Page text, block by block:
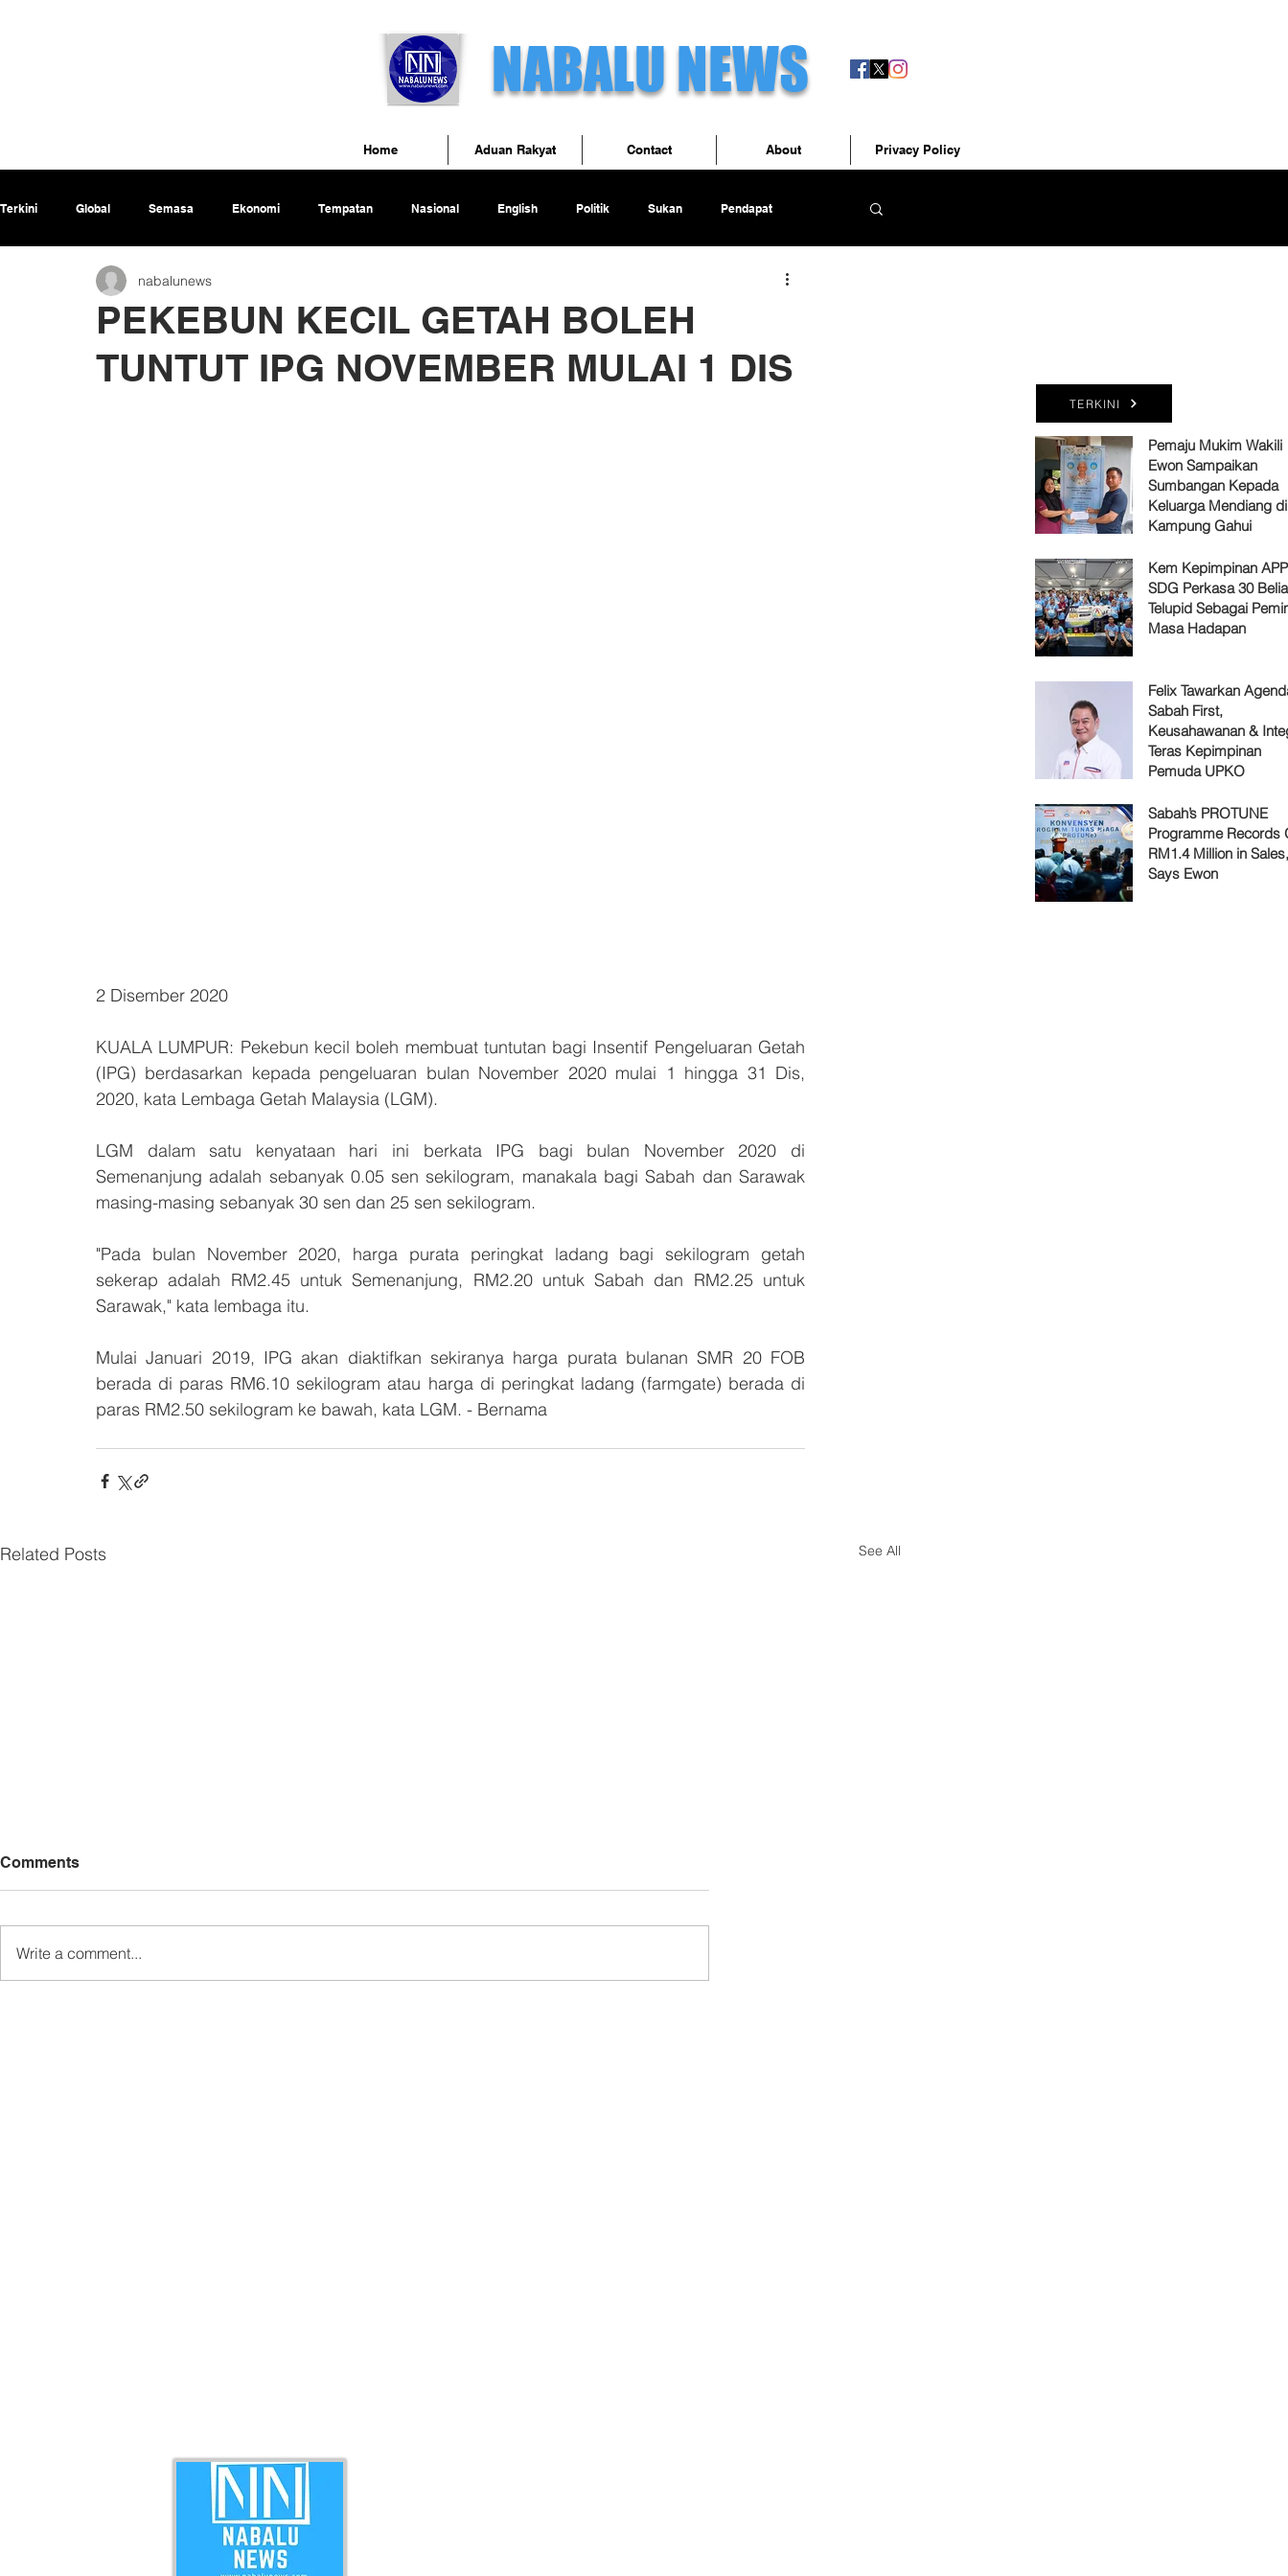
NABALU NEWS
Terkini Global Semasa Ekonomi Tempatan Nasional English Politik Sukan Pendapat
PEKEBUN KECIL GETAH BOLEH
TUNTUT IPG NOVEMBER MULAI 1 DIS
nabalunews
2 Disember 2020
KUALA LUMPUR: Pekebun kecil boleh membuat tuntutan bagi Insentif Pengeluaran Getah
(IPG) berdasarkan kepada pengeluaran bulan November 2020 mulai 1 hingga 31 Dis,
2020, kata Lembaga Getah Malaysia (LGM).
LGM dalam satu kenyataan hari ini berkata IPG bagi bulan November 2020 di
Semenanjung adalah sebanyak 0.05 sen sekilogram, manakala bagi Sabah dan Sarawak
masing-masing sebanyak 30 sen dan 25 sen sekilogram.
"Pada bulan November 2020, harga purata peringkat ladang bagi sekilogram getah
sekerap adalah RM2.45 untuk Semenanjung, RM2.20 untuk Sabah dan RM2.25 untuk
Sarawak," kata lembaga itu.
Mulai Januari 2019, IPG akan diaktifkan sekiranya harga purata bulanan SMR 20 FOB
berada di paras RM6.10 sekilogram atau harga di peringkat ladang (farmgate) berada di
paras RM2.50 sekilogram ke bawah, kata LGM. - Bernama
Related Posts See All
Comments
Write a comment...
TERKINI
Pemaju Mukim Wakili
Ewon Sampaikan
Sumbangan Kepada
Keluarga Mendiang di
Kampung Gahui
Kem Kepimpinan
SDG Perkasa 30 Belia
Telupid Sebagai
Masa Hadapan
Felix Tawarkan Agenda
Sabah First,
Keusahawanan &
Teras Kepimpinan
Pemuda UPKO
Sabah’s PROTUNE
Programme Records
RM1.4 Million in Sales,
Says Ewon
Home Aduan Rakyat Contact About Privacy Policy